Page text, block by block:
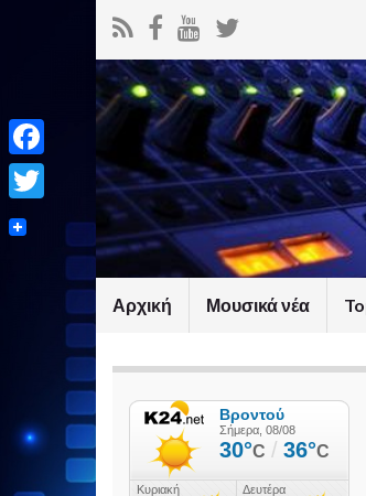
Αρχική Μουσικά νέα
Facebook
Twitter